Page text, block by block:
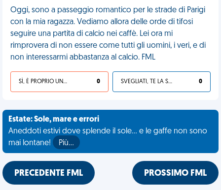
Oggi, sono a passeggio romantico per le strade di Parigi
con la mia ragazza. Vediamo allora delle orde di tifosi
seguire una partita di calcio nei caffè. Lei ora mi
rimprovera di non essere come tutti gli uomini, i veri, e di
non interessarmi abbastanza al calcio. FML
SÌ, È PROPRIO UNA VDM! 0 SVEGLIATI, TE LA SEI CERCATA! 0
Estate: Sole, mare e errori
Aneddoti estivi dove splende il sole... e le gaffe non sono
mai lontane!
Più…
PRECEDENTE FML PROSSIMO FML